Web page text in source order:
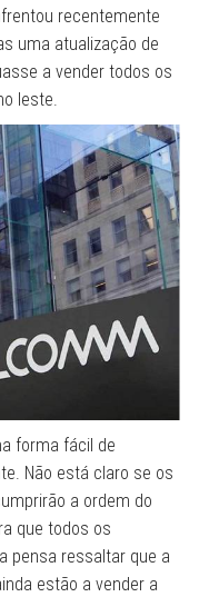
recentemente
uma atualização de
a vender todos os
leste.
forma fácil de
Não está claro se os
a ordem do
que todos os
pensa ressaltar que a
estão a vender a